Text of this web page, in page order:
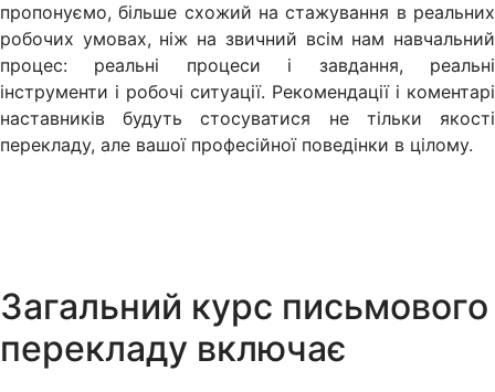
пропонуємо, більше схожий на стажування в реальних
робочих умовах, ніж на звичний всім нам навчальний
процес: реальні процеси і завдання, реальні
інструменти і робочі ситуації. Рекомендації і коментарі
наставників будуть стосуватися не тільки якості
перекладу, але вашої професійної поведінки в цілому.
Загальний курс письмового
перекладу включає